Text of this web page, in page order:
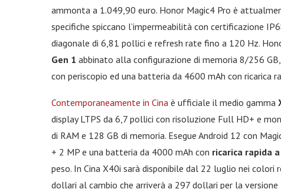
ammonta a 1.049,90 euro. Honor Magic4 Pro è
specifiche spiccano l’impermeabilità con certificazione
diagonale di 6,81 pollici e refresh rate fino a 120 Hz.
Gen 1 abbinato alla configurazione di memoria 8/256
con periscopio ed una batteria da 4600 mAh con ricarica
Contemporaneamente in Cina è ufficiale il medio gamma
display LTPS da 6,7 pollici con risoluzione Full HD+ e
di RAM e 128 GB di memoria. Esegue Android 12 con
+ 2 MP e una batteria da 4000 mAh con ricarica rapida
peso. In Cina X40i sarà disponibile dal 22 luglio nei colori
dollari al cambio che arriverà a 297 dollari per la